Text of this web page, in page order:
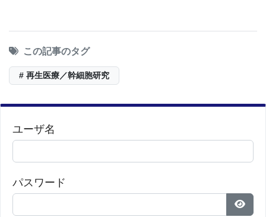
この記事のタグ
# 再生医療／幹細胞研究
ユーザ名
パスワード